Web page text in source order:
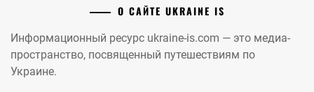
О САЙТЕ UKRAINE IS
Информационный ресурс ukraine-is.com — это медиа-
пространство, посвященный путешествиям по
Украине.